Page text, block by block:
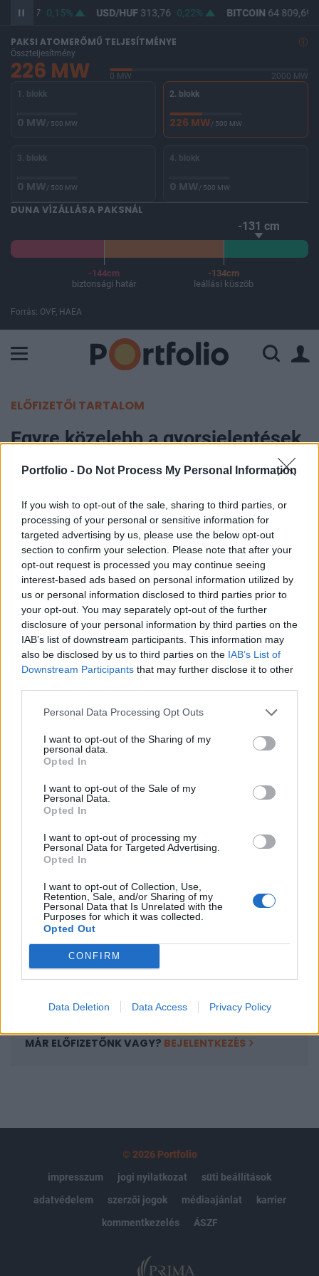
Portfolio - Do Not Process My Personal Information
If you wish to opt-out of the sale, sharing to third parties, or
processing of your personal or sensitive information for
targeted advertising by us, please use the below opt-out
section to confirm your selection. Please note that after your
opt-out request is processed you may continue seeing
interest-based ads based on personal information utilized by
us or personal information disclosed to third parties prior to
your opt-out. You may separately opt-out of the further
disclosure of your personal information by third parties on the
IAB’s list of downstream participants. This information may
also be disclosed by us to third parties on the IAB’s List of
Downstream Participants that may further disclose it to other
Personal Data Processing Opt Outs
I want to opt-out of the Sharing of my
personal data.
Opted In
I want to opt-out of the Sale of my
Personal Data.
Opted In
I want to opt-out of processing my
Personal Data for Targeted Advertising.
Opted In
I want to opt-out of Collection, Use,
Retention, Sale, and/or Sharing of my
Personal Data that Is Unrelated with the
Purposes for which it was collected.
Opted Out
CONFIRM
Data Deletion Data Access Privacy Policy
362,27 0,15% USD/HUF313,76 0,22% BITCOIN 64 809,69
PAKSI ATOMERŐMŰ TELJESÍTMÉNYE
Összteljesítmény
226 MW 0 MW
2000 MW
1. blokk
0 MW/ 500 MW
2. blokk
226 MW/ 500 MW
3. blokk
0 MW/ 500 MW
4. blokk
0 MW/ 500 MW
DUNA VÍZÁLLÁSA PAKSNÁL
-131 cm
-144cm
biztonsági határ
-134cm
leállási küszöb
Forrás: OVF, HAEA
ELŐFIZETŐI TARTALOM
Egyre közelebb a gyorsjelentések,
ismét lendületbe jött a Rába
2007. október 26. 17:05
Mínuszban tartózkodott a mai nap nagyobb
részében a BUX, mely 0.3%-os csökkenéssel zárta
a hét utolsó kereskedési napját. Az európai börzék
a vállalati gyorsjelentések hátán emelkedtek, és
az amerikai börzék is pluszban nyitottak. A régiós
indexek vegyes képet mutattak, a legjobb
teljesítményt az újabb csúcsra törő olajárak
feljebb, míg a lengyel WIG 20 0.1%-kal csökkent. A
hazai piac forgalma átlagtól kissé elmaradó 21.5
milliárd forintos volt.
KEDVES OLVASÓNK!
A keresett cikk a portfolio.hu hírarchívumához
tartozik, melynek olvasása előfizetéses
Az előfizetés a következőket tartalmazza:
Portfolio.hu teljes cikkarchívum
Kötéslisták: BÉT elmúlt 2 év napon belüli
kötéslistái
MÁR ELŐFIZETŐNK VAGY? BEJELENTKEZÉS
© 2026 Portfolio
impresszum
jogi nyilatkozat
süti beállítások
adatvédelem
szerzői jogok médiaajánlat
karrier
kommentkezelés
ÁSZF